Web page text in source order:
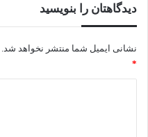
دیدگاهتان را بنویسید
نشانی ایمیل شما منتشر نخواهد شد.
*